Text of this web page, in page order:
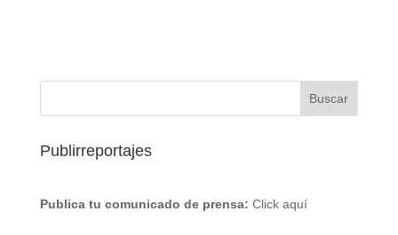
Publirreportajes
Publica tu comunicado de prensa: Click aquí